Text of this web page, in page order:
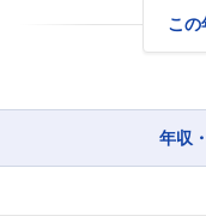
この
年収